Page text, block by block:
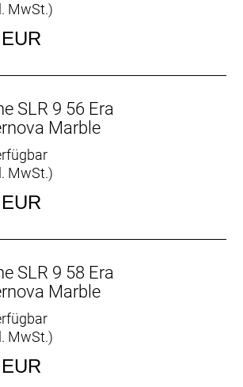
OCLV Carbon, IsoSpeed,
konisches Steuerrohr, interne
Kettenführung, Schutzblechösen,
Carbon
Shimano Dura-Ace R9250 Di2, max.
Ritzel
Dura-Ace R9270 Di2, 12fach
Ace R9270 Di2, 12fach
Shimano CL900, Center Lock
160 mm
MwSt.)
SLR 9 56 Era
Marble
MwSt.)
SLR 9 58 Era
Marble
MwSt.)